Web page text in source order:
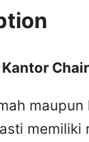
maupun
memiliki